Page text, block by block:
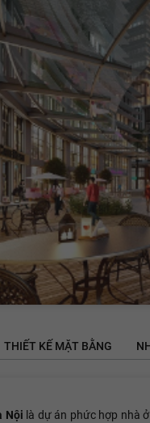
THIẾT KẾ MẶT BẰNG
Nội là dự án phức hợp nhà